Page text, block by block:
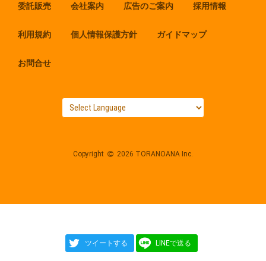
ツイートする LINEで送る
委託販売 会社案内 広告のご案内 採用情報
利用規約 個人情報保護方針 ガイドマップ
お問合せ
Copyright 2026 TORANOANA Inc.